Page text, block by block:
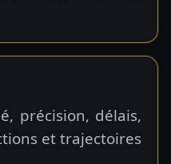
précision, délais,
et trajectoires